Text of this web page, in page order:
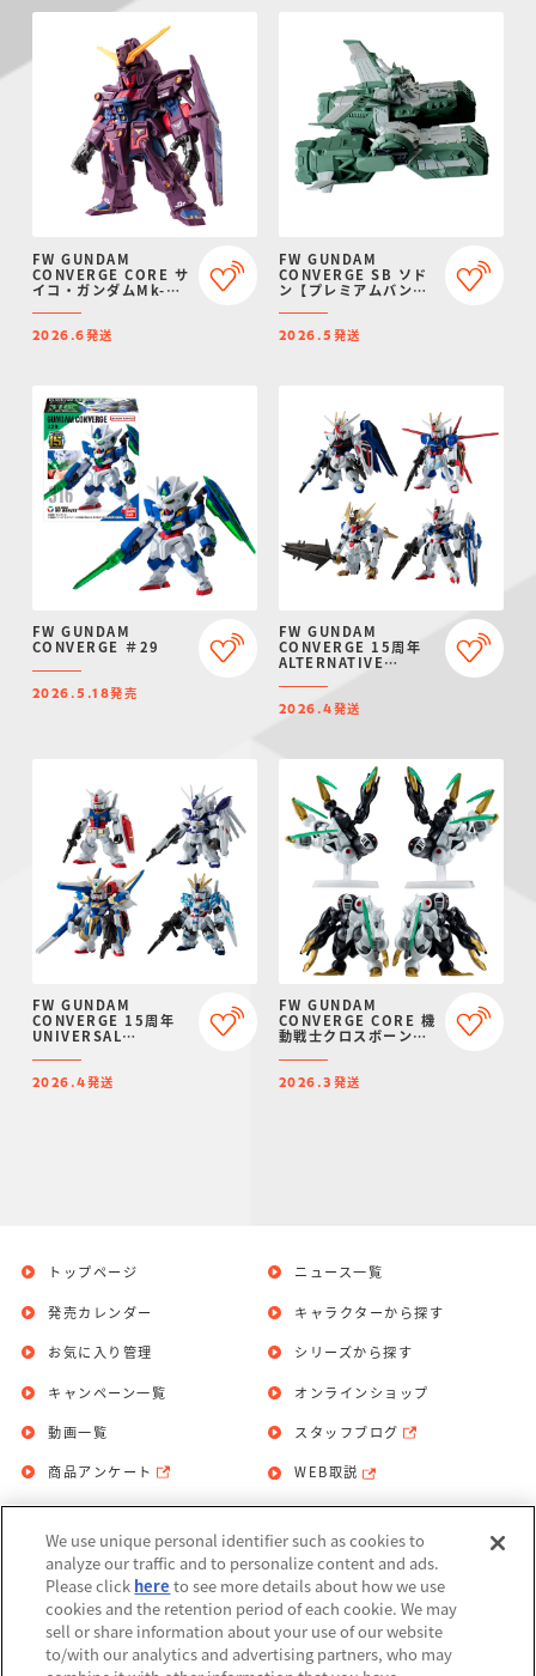
FW GUNDAM
CONVERGE CORE サ
イコ・ガンダムMk-
イ限定】
2026.6発送
FW GUNDAM
CONVERGE SB ソド
ン【プレミアムバンダ
2026.5 発送
FW GUNDAM
CONVERGE ＃29
2026.5.18発売
FW GUNDAM
CONVERGE 15周年
ALTERNATIVE
アムバンダイ限定】
2026.4発送
FW GUNDAM
CONVERGE 15周年
UNIVERSAL
ミアムバンダイ限定】
2026.4発送
FW GUNDAM
CONVERGE CORE 機
動戦士クロスボーン・
ィキトゥスセット【PB
限定】
2026.3 発送
トップページ
発売カレンダー
お気に入り管理
ニュース一覧
キャラクターから探す
シリーズから探す
キャンペーン一覧
動画一覧
商品アンケート
オンラインショップ
スタッフブログ
WEB取説
お問い合わせ 個人情報保護方針
利用規約
Do Not Sell or Share My Personal
Information
We use unique personal identifier such as cookies to
analyze our traffic and to personalize content and ads.
Please click here to see more details about how we use
cookies and the retention period of each cookie. We may
sell or share information about your use of our website
to/with our analytics and advertising partners, who may